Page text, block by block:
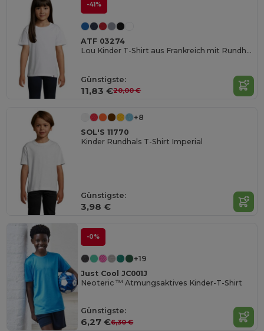
-41%
ATF 03274
Lou Kinder T-Shirt aus Frankreich mit Rundhalsausschnitt
Günstigste:
11,83 €20,00 €
+8
SOL'S 11770
Kinder Rundhals T-Shirt Imperial
Günstigste:
3,98 €
-0%
+19
Just Cool JC001J
Neoteric ™ Atmungsaktives Kinder-T-Shirt
Günstigste:
6,27 €6,30 €